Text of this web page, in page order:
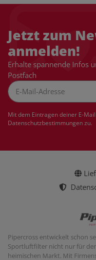
Jetzt zum
anmelden!
Erhalte spannende Infos
Postfach
Mit dem Eintragen deiner E-
Datenschutzbestimmungenzu.
Pipercross entwickelt schon
Sportluftfilter nicht nur für
heimischen Markt. Mit